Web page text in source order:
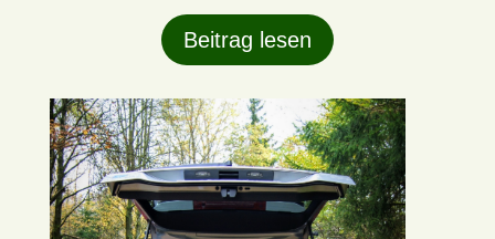
Beitrag lesen